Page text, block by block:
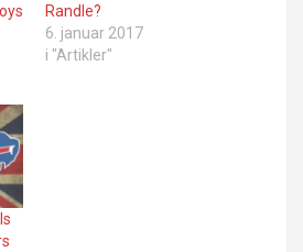
Randle?
6. januar 2017
i "Artikler"